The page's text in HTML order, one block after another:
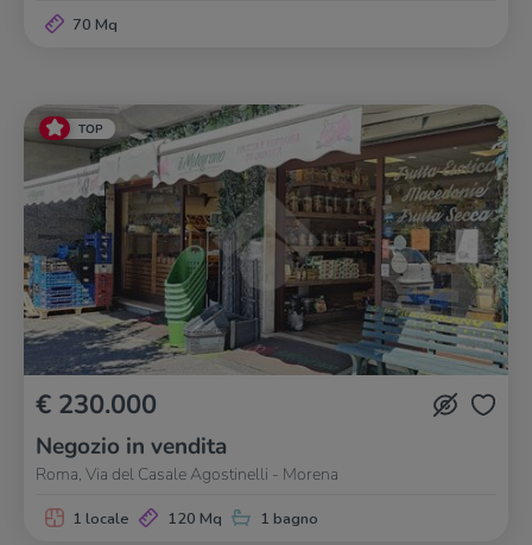
70 Mq
TOP
€ 230.000
Negozio in vendita
Roma, Via del Casale Agostinelli - Morena
1 locale 120 Mq 1 bagno